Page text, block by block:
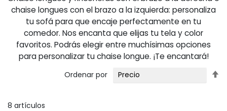
chaise longues con el brazo a la izquierda: personaliza
tu sofá para que encaje perfectamente en tu
comedor. Nos encanta que elijas tu tela y color
favoritos. Podrás elegir entre muchísimas opciones
para personalizar tu chaise longue. ¡Te encantará!
8 artículos
Ordenar por